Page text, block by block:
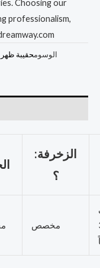
Choosing our
professionalism,
الوسومحقيبة
الزخرفة:
؟
مخصص